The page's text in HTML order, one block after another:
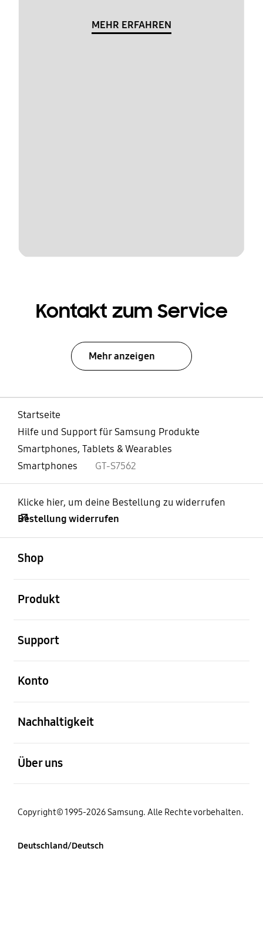
MEHR ERFAHREN
Kontakt zum Service
Mehr anzeigen
Startseite
Hilfe und Support für Samsung Produkte
Smartphones, Tablets & Wearables
Smartphones
GT-S7562
Klicke hier, um deine Bestellung zu widerrufen
Bestellung widerrufen
Shop
Produkt
Support
Konto
Nachhaltigkeit
Über uns
Copyright© 1995-2026 Samsung. Alle Rechte vorbehalten.
Deutschland/Deutsch